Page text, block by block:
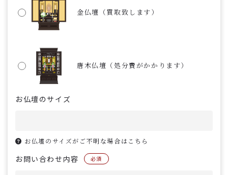
金仏壇（買取致します）
唐木仏壇（処分費がかかります）
お仏壇のサイズ
お仏壇のサイズがご不明な場合はこちら
お問い合わせ内容 必須